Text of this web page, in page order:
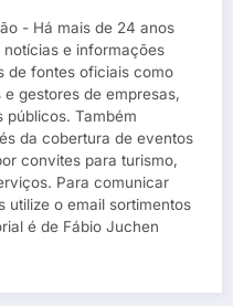
- Há mais de 24 anos
e informações
de fontes oficiais como
gestores de empresas,
públicos. Também
da cobertura de eventos
convites para turismo,
Para comunicar
utilize o email sortimentos
é de Fábio Juchen